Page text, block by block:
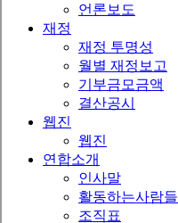
언론보도
재정
재정 투명성
월별 재정보고
기부금모금액
결산공시
웹진
웹진
연합소개
인사말
활동하는사람들
조직표